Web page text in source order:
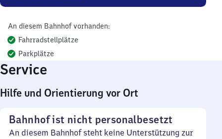
An diesem Bahnhof vorhanden:
Fahrradstellplätze
Parkplätze
Service
Hilfe und Orientierung vor Ort
Bahnhof ist nicht personalbesetzt
An diesem Bahnhof steht keine Unterstützung zur